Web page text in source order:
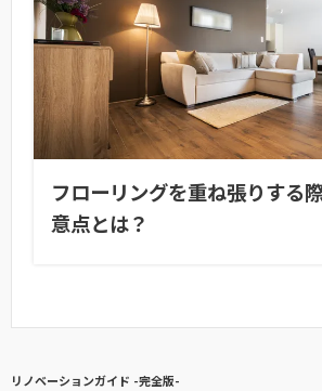
フローリングを重ね張りする
意点とは？
リノベーションガイド -完全版-